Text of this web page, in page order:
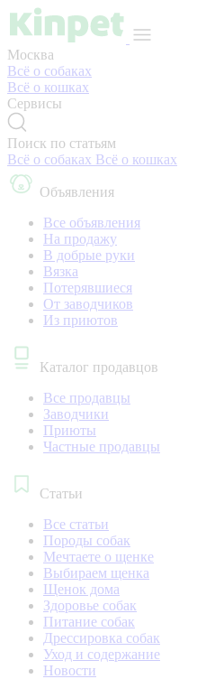
Москва
Всё о собаках
Всё о кошках
Сервисы
Поиск по статьям
Всё о собаках Всё о кошках
Объявления
Все объявления
На продажу
В добрые руки
Вязка
Потерявшиеся
От заводчиков
Из приютов
Каталог продавцов
Все продавцы
Заводчики
Приюты
Частные продавцы
Статьи
Все статьи
Породы собак
Мечтаете о щенке
Выбираем щенка
Щенок дома
Здоровье собак
Питание собак
Дрессировка собак
Уход и содержание
Новости